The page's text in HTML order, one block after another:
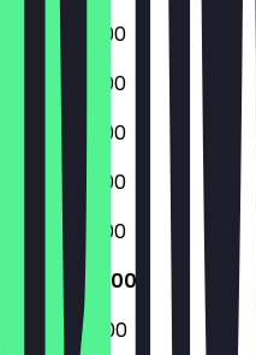
06:00 - 19:00
06:00 - 19:00
06:00 - 19:00
06:00 - 19:00
06:00 - 19:00
06:00 - 19:00
06:00 - 15:00